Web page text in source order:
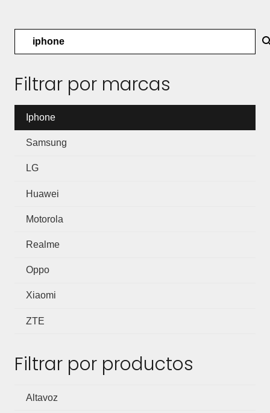
Filtrar por marcas
Iphone
Samsung
LG
Huawei
Motorola
Realme
Oppo
Xiaomi
ZTE
Filtrar por productos
Altavoz